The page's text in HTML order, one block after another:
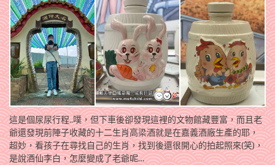
這是個尿尿行程..噗，但下車後卻發現這裡的文物館藏豐富，而且老
爺還發現前陣子收藏的十二生肖高梁酒就是在嘉義酒廠生產的耶，
超妙，看孩子在尋找自己的生肖，找到後還很開心的拍起照來(笑)，
是說酒仙李白，怎麼變成了老爺呢…